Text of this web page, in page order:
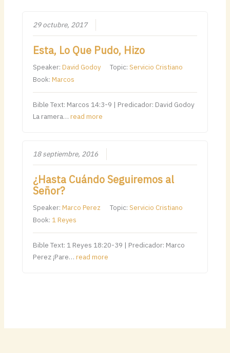
29 octubre, 2017
Esta, Lo Que Pudo, Hizo
Speaker:David Godoy Topic:Servicio Cristiano
Book:Marcos
Bible Text: Marcos 14:3-9 | Predicador: David Godoy
La ramera…read more
18 septiembre, 2016
¿Hasta Cuándo Seguiremos al
Señor?
Speaker:Marco Perez Topic:Servicio Cristiano
Book: 1 Reyes
Bible Text: 1 Reyes 18:20-39 | Predicador: Marco
Perez ¡Pare…read more